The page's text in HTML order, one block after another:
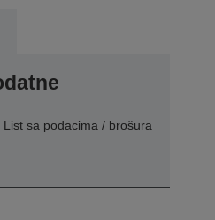
sa podacima / brošura